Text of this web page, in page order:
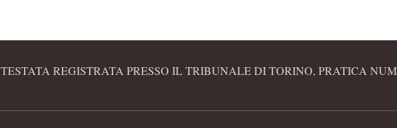
TESTATA REGISTRATA PRESSO IL TRIBUNALE DI TORINO, PRATICA